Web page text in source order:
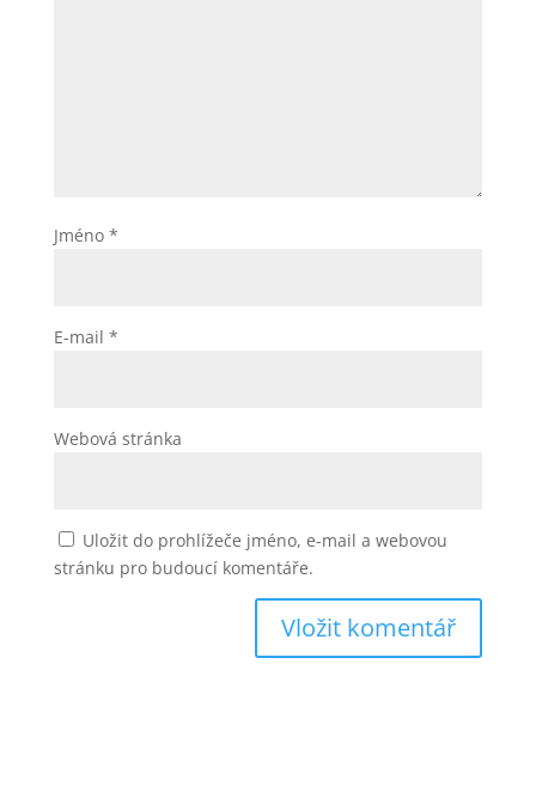
Jméno *
E-mail *
Webová stránka
Uložit do prohlížeče jméno, e-mail a webovou
stránku pro budoucí komentáře.